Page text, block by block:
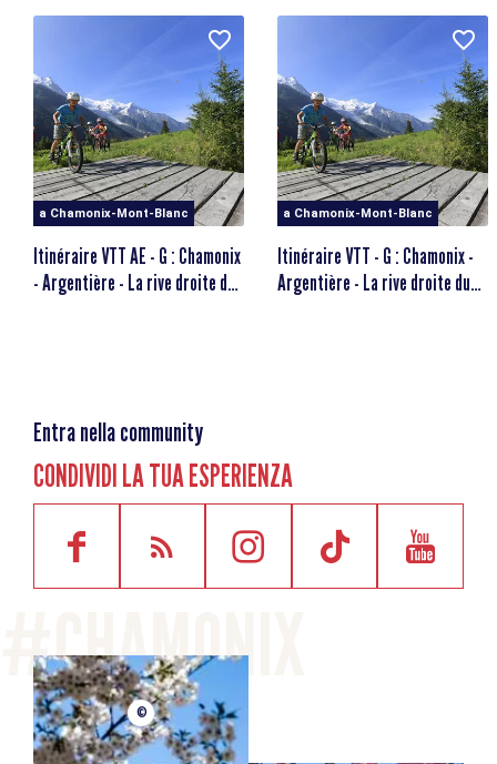
Route du Village
Fermata dell'autobus più vicina: Argentière FIS
Fermata del treno più vicina: Gare d'Argentière
Parcheggio nelle vicinanze.
a Chamonix-Mont-Blanc
Itinéraire VTT AE - G : Chamonix
- Argentière - La rive droite du
a Chamonix-Mont-Blanc
Itinéraire VTT - G : Chamonix -
Argentière - La rive droite du
Entra nella community
CONDIVIDI LA TUA ESPERIENZA
©